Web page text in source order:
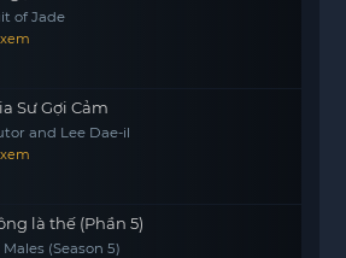
hy sinh và trách nhiệm trong
Đây là những giá trị mà mỗi
học hỏi và áp dụng trong cuộc
đón những diễn biến tiếp
và xem cách mà nhân vật chính
trở ngại để tìm thấy hạnh
of Jade
Sư Gợi Cảm
and Lee Dae-il
là thế (Phần 5)
(Season 5)